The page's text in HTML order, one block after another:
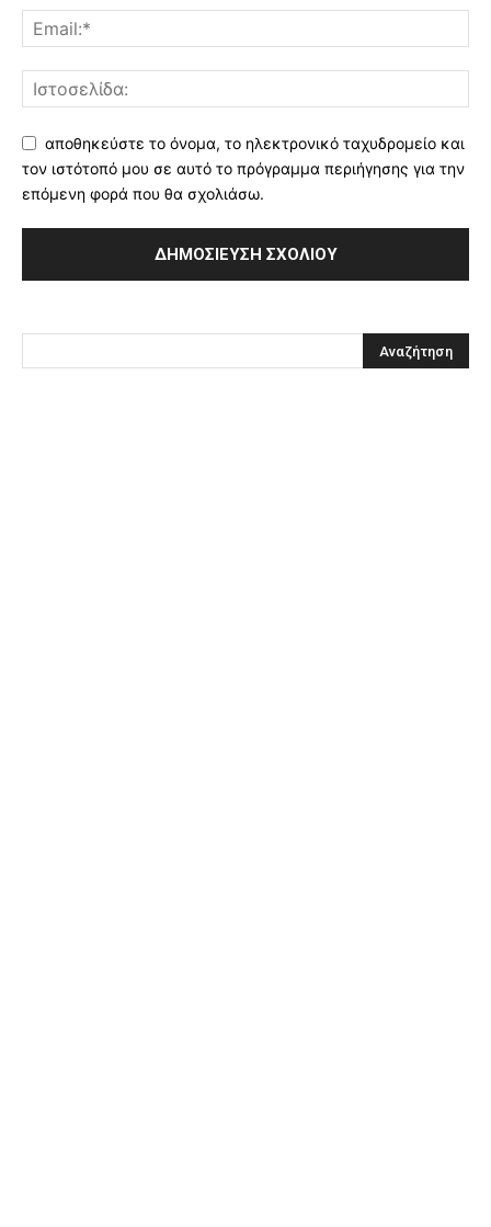
αποθηκεύστε το όνομα, το ηλεκτρονικό ταχυδρομείο και
τον ιστότοπό μου σε αυτό το πρόγραμμα περιήγησης για την
επόμενη φορά που θα σχολιάσω.